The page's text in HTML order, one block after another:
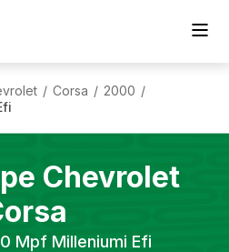
/ Corsa / 2000 /
Chevrolet
Mpf Milleniumi Efi